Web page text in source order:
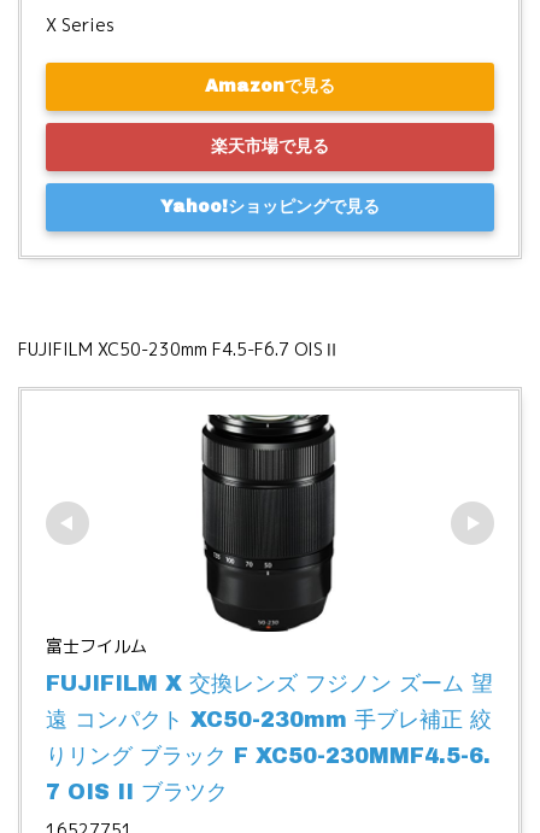
X Series
Amazonで見る
楽天市場で見る
Yahoo!ショッピングで見る
FUJIFILM XC50-230mm F4.5-F6.7 OISⅡ
富士フイルム
FUJIFILM X 交換レンズ フジノン ズーム 望
遠 コンパクト XC50-230mm 手ブレ補正 絞
りリング ブラック F XC50-230MMF4.5-6.
7 OIS II ブラツク